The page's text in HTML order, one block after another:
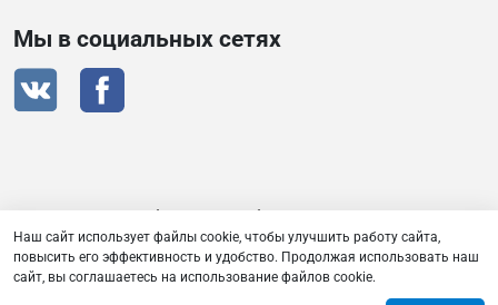
Мы в социальных сетях
Сертификат дистрибьютора RAVENOL
Товарищество с ограниченной ответственностью «Плаза
Наш сайт использует файлы cookie, чтобы улучшить работу сайта,
повысить его эффективность и удобство. Продолжая использовать наш
сайт, вы соглашаетесь на использование файлов cookie.